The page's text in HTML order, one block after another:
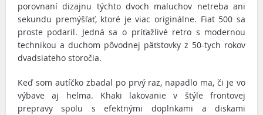
porovnaní dizajnu týchto dvoch maluchov netreba ani
sekundu premýšľať, ktoré je viac originálne. Fiat 500 sa
proste podaril. Jedná sa o príťažlivé retro s modernou
technikou a duchom pôvodnej päťstovky z 50-tych rokov
dvadsiateho storočia.
Keď som autíčko zbadal po prvý raz, napadlo ma, či je vo
výbave aj helma. Khaki lakovanie v štýle frontovej
prepravy spolu s efektnými doplnkami a diskami